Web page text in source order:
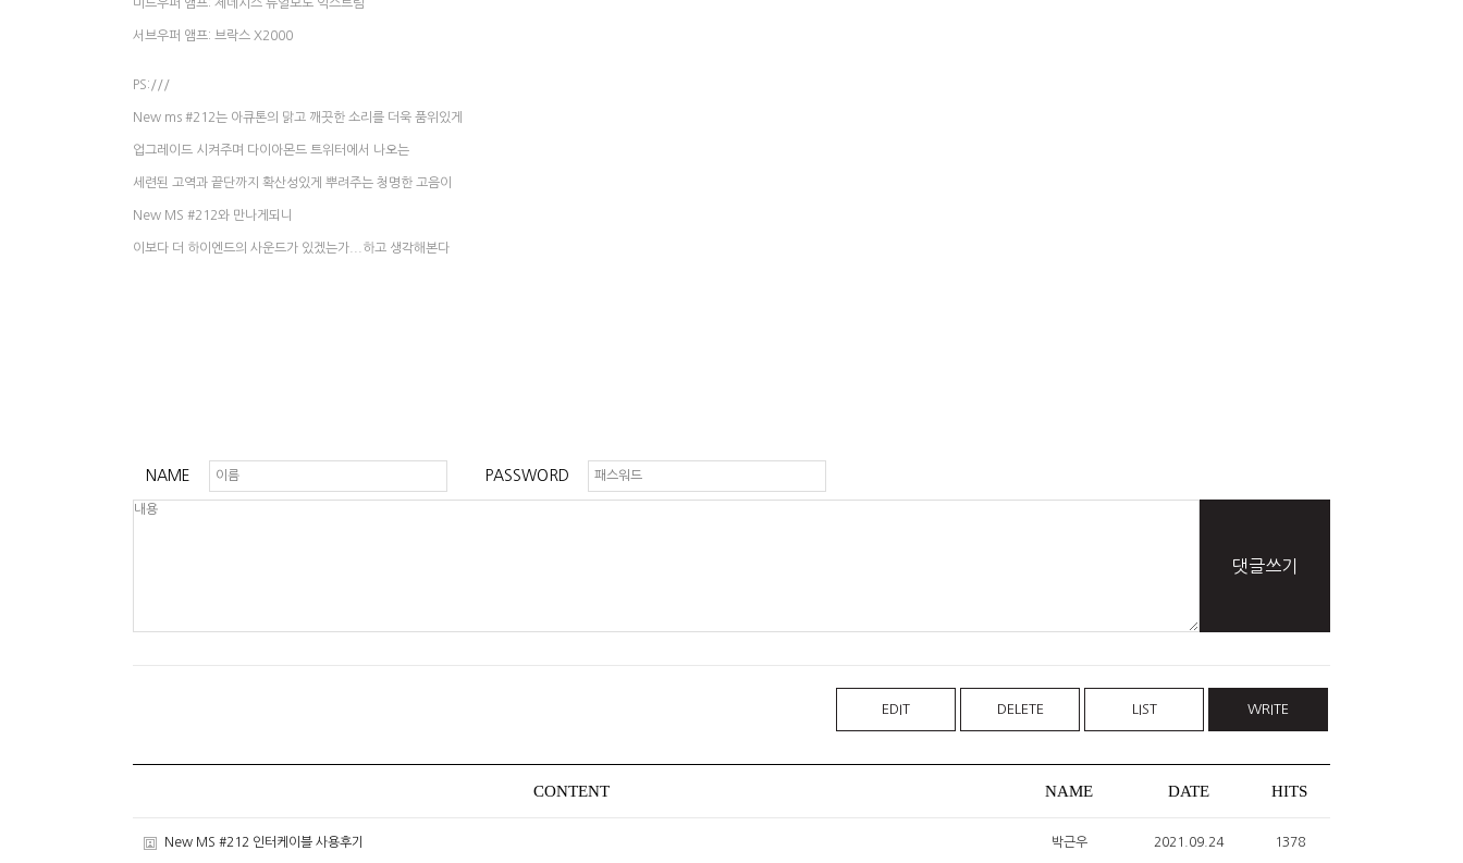
미드우퍼 앰프: 제네시스 듀얼모노 익스트림
서브우퍼 앰프: 브락스 X2000
PS:///
New ms #212는 아큐톤의 맑고 깨끗한 소리를 더욱 품위있게
업그레이드 시켜주며 다이아몬드 트위터에서 나오는
세련된 고역과 끝단까지 확산성있게 뿌려주는 청명한 고음이
New MS #212와 만나게되니
이보다 더 하이엔드의 사운드가 있겠는가...하고 생각해본다
NAME PASSWORD
댓글쓰기
EDIT DELETE LIST WRITE
CONTENT NAME DATE HITS
New MS #212 인터케이블 사용후기 박근우 2021.09.24 1378